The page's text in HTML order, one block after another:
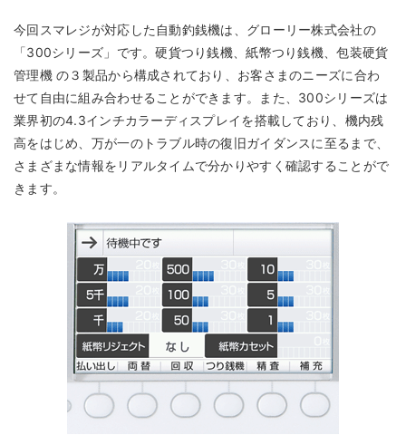
今回スマレジが対応した自動釣銭機は、グローリー株式会社の
「300シリーズ」です。硬貨つり銭機、紙幣つり銭機、包装硬貨
管理機 の３製品から構成されており、お客さまのニーズに合わ
せて自由に組み合わせることができます。また、300シリーズは
業界初の4.3インチカラーディスプレイを搭載しており、機内残
高をはじめ、万が一のトラブル時の復旧ガイダンスに至るまで、
さまざまな情報をリアルタイムで分かりやすく確認することがで
きます。